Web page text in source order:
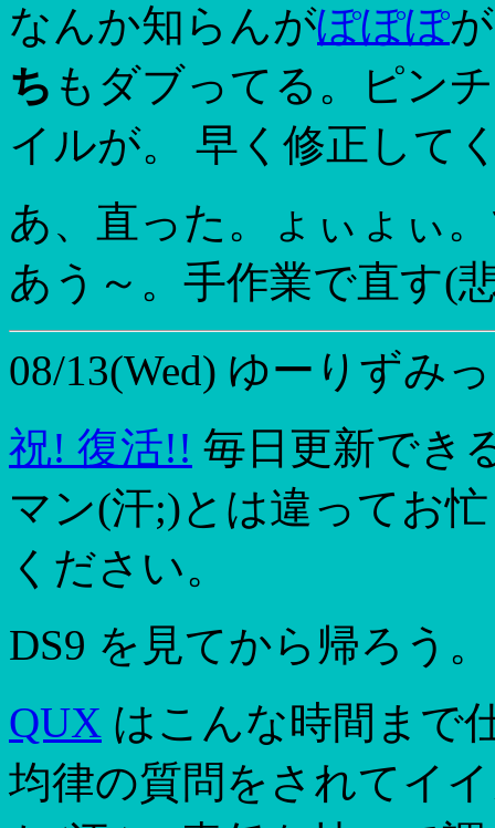
なんか知らんがぽぽぽ
ち もダブってる。ピン
イルが。 早く修正して
あ、直った。ょぃょぃ
あう～。手作業で直す(
08/13(Wed) ゆーりずみ
祝! 復活!! 毎日更新でき
マン(汗;)とは違ってお
ください。
DS9 を見てから帰ろう。
QUX はこんな時間まで
均律の質問をされてイ